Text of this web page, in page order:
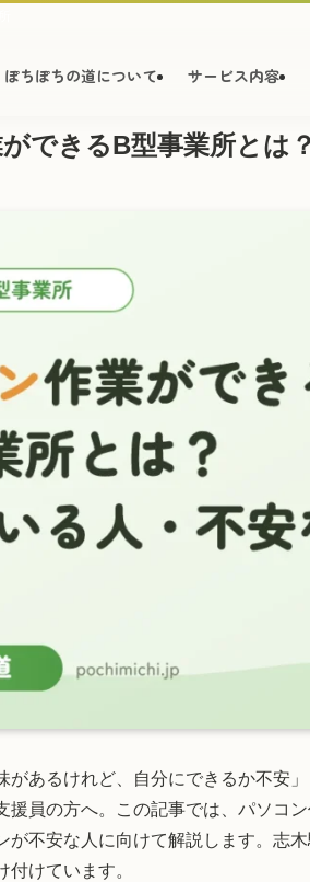
ぽちぽちの道について サービス内容
できるB型事業所とは
があるけれど、自分にできるか不
援員の方へ。この記事では、パソコ
が不安な人に向けて解説します。志
けています。